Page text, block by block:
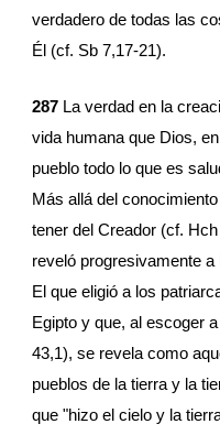
verdadero de todas las
Él (cf. Sb 7,17-21).
287 La verdad en la
vida humana que Dios,
pueblo todo lo que es
Más allá del
tener del Creador (cf.
reveló progresivamente
El que eligió a los
Egipto y que, al escoger
43,1), se revela como
pueblos de la tierra y la
que "hizo el cielo y la